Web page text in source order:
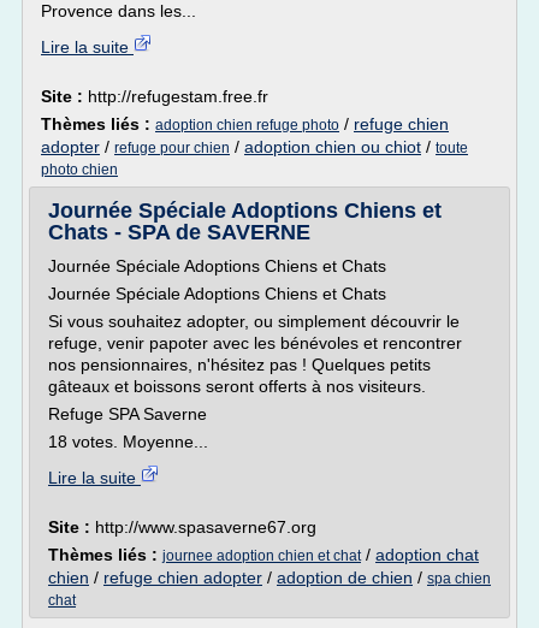
Provence dans les...
Lire la suite
Site : http://refugestam.free.fr
Thèmes liés : adoption chien refuge photo / refuge chien
adopter / refuge pour chien / adoption chien ou chiot / toute
photo chien
Journée Spéciale Adoptions Chiens et
Chats - SPA de SAVERNE
Journée Spéciale Adoptions Chiens et Chats
Journée Spéciale Adoptions Chiens et Chats
Si vous souhaitez adopter, ou simplement découvrir le
refuge, venir papoter avec les bénévoles et rencontrer
nos pensionnaires, n'hésitez pas ! Quelques petits
gâteaux et boissons seront offerts à nos visiteurs.
Refuge SPA Saverne
18 votes. Moyenne...
Lire la suite
Site : http://www.spasaverne67.org
Thèmes liés : journee adoption chien et chat/ adoption chat
chien / refuge chien adopter / adoption de chien / spa chien
chat